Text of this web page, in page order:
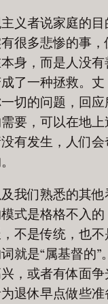
义者说家庭的目
很多悲惨的事，
身，而是人没有
了一种拯救。丈
切的问题，回应
要，可以在地上
有发生，人们会
我们熟悉的其他
式是格格不入的
不是传统，也不
就是“属基督的”
，或者有体面争
退休早点做些准